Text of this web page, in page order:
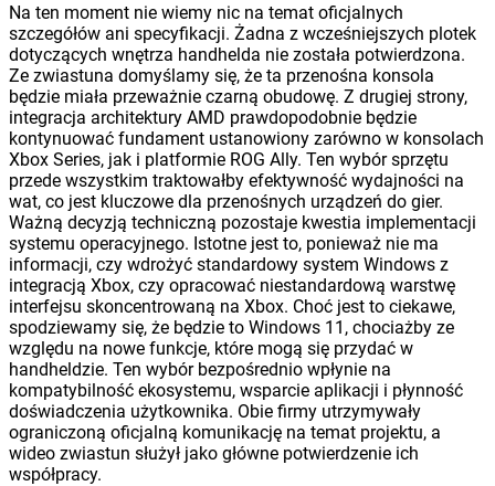
Na ten moment nie wiemy nic na temat oficjalnych
szczegółów ani specyfikacji. Żadna z wcześniejszych plotek
dotyczących wnętrza handhelda nie została potwierdzona.
Ze zwiastuna domyślamy się, że ta przenośna konsola
będzie miała przeważnie czarną obudowę. Z drugiej strony,
integracja architektury AMD prawdopodobnie będzie
kontynuować fundament ustanowiony zarówno w konsolach
Xbox Series, jak i platformie ROG Ally. Ten wybór sprzętu
przede wszystkim traktowałby efektywność wydajności na
wat, co jest kluczowe dla przenośnych urządzeń do gier.
Ważną decyzją techniczną pozostaje kwestia implementacji
systemu operacyjnego. Istotne jest to, ponieważ nie ma
informacji, czy wdrożyć standardowy system Windows z
integracją Xbox, czy opracować niestandardową warstwę
interfejsu skoncentrowaną na Xbox. Choć jest to ciekawe,
spodziewamy się, że będzie to Windows 11, chociażby ze
względu na nowe funkcje, które mogą się przydać w
handheldzie. Ten wybór bezpośrednio wpłynie na
kompatybilność ekosystemu, wsparcie aplikacji i płynność
doświadczenia użytkownika. Obie firmy utrzymywały
ograniczoną oficjalną komunikację na temat projektu, a
wideo zwiastun służył jako główne potwierdzenie ich
współpracy.